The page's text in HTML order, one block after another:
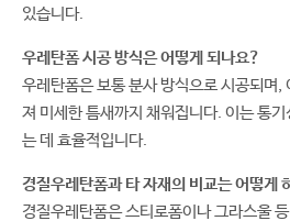
있습니다.
우레탄폼 시공 방식은 어떻게 되나요?
우레탄폼은 보통 분사 방식으로 시공되며,
져 미세한 틈새까지 채워집니다. 이는 통
는 데 효율적입니다.
경질우레탄폼과 타 자재의 비교는 어떻게
경질우레탄폼은 스티로폼이나 그라스울